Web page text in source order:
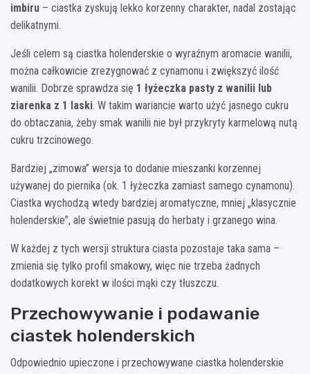
imbiru – ciastka zyskują lekko korzenny charakter, nadal zostając
delikatnymi.
Jeśli celem są ciastka holenderskie o wyraźnym aromacie wanilii,
można całkowicie zrezygnować z cynamonu i zwiększyć ilość
wanilii. Dobrze sprawdza się 1 łyżeczka pasty z wanilii lub
ziarenka z 1 laski. W takim wariancie warto użyć jasnego cukru
do obtaczania, żeby smak wanilii nie był przykryty karmelową nutą
cukru trzcinowego.
Bardziej „zimowa” wersja to dodanie mieszanki korzennej
używanej do piernika (ok. 1 łyżeczka zamiast samego cynamonu).
Ciastka wychodzą wtedy bardziej aromatyczne, mniej „klasycznie
holenderskie”, ale świetnie pasują do herbaty i grzanego wina.
W każdej z tych wersji struktura ciasta pozostaje taka sama –
zmienia się tylko profil smakowy, więc nie trzeba żadnych
dodatkowych korekt w ilości mąki czy tłuszczu.
Przechowywanie i podawanie
ciastek holenderskich
Odpowiednio upieczone i przechowywane ciastka holenderskie